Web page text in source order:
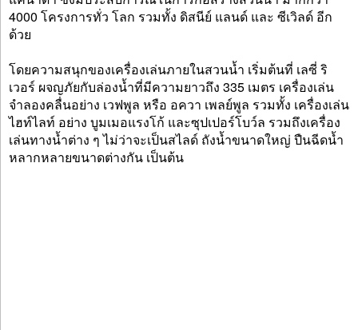
4000 โครงการทั่ว โลก รวมทั้ง ดิสนีย์ แลนด์ และ ซีเวิลด์ อีก
ด้วย
โดยความสนุกของเครื่องเล่นภายในสวนน้ำ เริ่มต้นที่ เลซี่ ริ
เวอร์ ผจญภัยกับล่องน้ำที่มีความยาวถึง 335 เมตร เครื่องเล่น
จำลองคลื่นอย่าง เวฟพูล หรือ อควา เพลย์พูล รวมทั้ง เครื่องเล่น
ไฮท์ไลท์ อย่าง บูมเมอแรงโก้ และซุปเปอร์โบว์ล รวมถึงเครื่อง
เล่นทางน้ำต่าง ๆ ไม่ว่าจะเป็นสไลด์ ถังน้ำขนาดใหญ่ ปืนฉีดน้ำ
หลากหลายขนาดต่างกัน เป็นต้น